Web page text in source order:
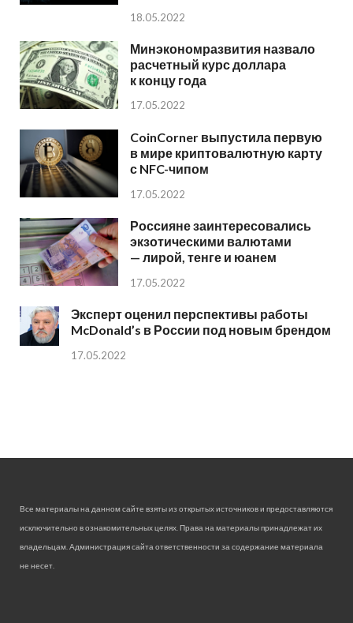
18.05.2022
Минэкономразвития назвало
расчетный курс доллара
к концу года
17.05.2022
CoinCorner выпустила первую
в мире криптовалютную карту
с NFC-чипом
17.05.2022
Россияне заинтересовались
экзотическими валютами
— лирой, тенге и юанем
17.05.2022
Эксперт оценил перспективы работы
McDonald’s в России под новым брендом
17.05.2022
Все материалы на данном сайте взяты из открытых источников и предоставляются
исключительно в ознакомительных целях. Права на материалы принадлежат их
владельцам. Администрация сайта ответственности за содержание материала
не несет.